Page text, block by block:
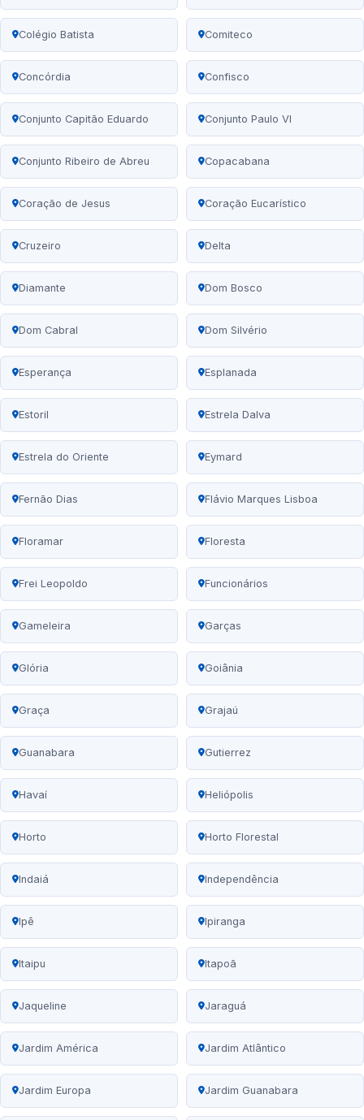
Colégio Batista Comiteco
Concórdia Confisco
Conjunto Capitão Eduardo Conjunto Paulo VI
Conjunto Ribeiro de Abreu Copacabana
Coração de Jesus Coração Eucarístico
Cruzeiro Delta
Diamante Dom Bosco
Dom Cabral Dom Silvério
Esperança Esplanada
Estoril Estrela Dalva
Estrela do Oriente Eymard
Fernão Dias Flávio Marques Lisboa
Floramar Floresta
Frei Leopoldo Funcionários
Gameleira Garças
Glória Goiânia
Graça Grajaú
Guanabara Gutierrez
Havaí Heliópolis
Horto Horto Florestal
Indaiá Independência
Ipê Ipiranga
Itaipu Itapoã
Jaqueline Jaraguá
Jardim América Jardim Atlântico
Jardim Europa Jardim Guanabara